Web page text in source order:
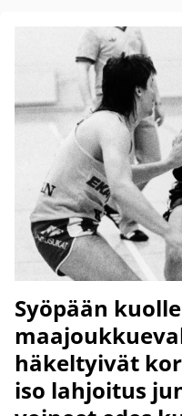
Syöpään
häkeltyivät
iso lahjoitus